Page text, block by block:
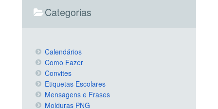
Categorias
Calendários
Como Fazer
Convites
Etiquetas Escolares
Mensagens e Frases
Molduras PNG